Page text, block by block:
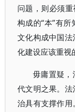
问题，则必须
构成的“本”有
文化构成中国
化建设应该重视
毋庸置疑，
代文明之果。
治具有支撑作用